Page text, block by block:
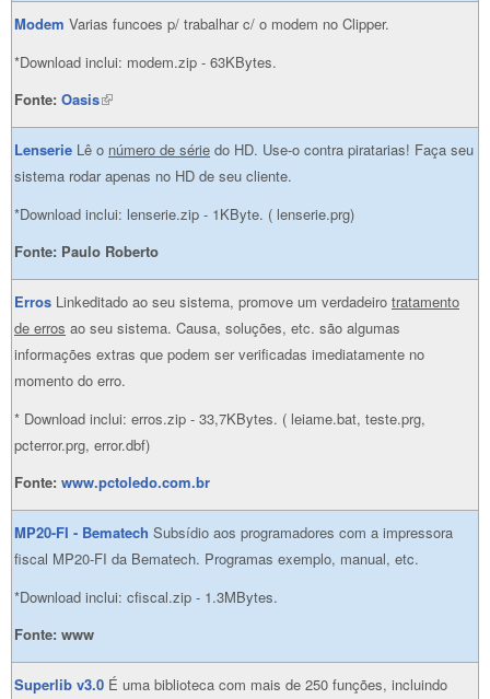
Modem Varias funcoes p/ trabalhar c/ o modem no Clipper.
*Download inclui: modem.zip - 63KBytes.
Fonte: Oasis(link is external)
Lenserie Lê o número de série do HD. Use-o contra piratarias! Faça seu
sistema rodar apenas no HD de seu cliente.
*Download inclui: lenserie.zip - 1KByte. ( lenserie.prg)
Fonte: Paulo Roberto
Erros Linkeditado ao seu sistema, promove um verdadeiro tratamento
de erros ao seu sistema. Causa, soluções, etc. são algumas
informações extras que podem ser verificadas imediatamente no
momento do erro.
* Download inclui: erros.zip - 33,7KBytes. ( leiame.bat, teste.prg,
pcterror.prg, error.dbf)
Fonte: www.pctoledo.com.br
MP20-FI - Bematech Subsídio aos programadores com a impressora
fiscal MP20-FI da Bematech. Programas exemplo, manual, etc.
*Download inclui: cfiscal.zip - 1.3MBytes.
Fonte: www
Superlib v3.0 É uma biblioteca com mais de 250 funções, incluindo